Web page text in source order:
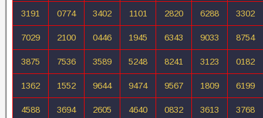
3191 0774 3402 1101 2820 6288 3302
7029 2100 0446 1945 6343 9033 8754
3875 7536 3589 5248 8241 3123 0182
1362 1552 9644 9474 9567 1809 6199
4588 3694 2605 4640 0832 3613 3768